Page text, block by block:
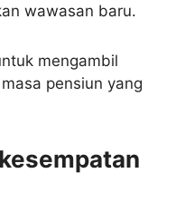
wawasan baru.
mengambil
pensiun yang